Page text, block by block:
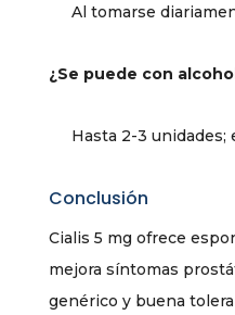
Al tomarse
¿Se puede con
Hasta 2-3 unidades;
Conclusión
Cialis 5 mg ofrece
mejora síntomas
genérico y buena